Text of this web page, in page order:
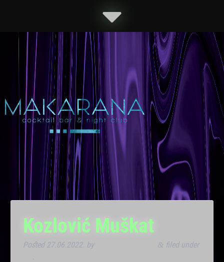
Kozlović Muškat
Posted 27.06.2022. by & filed under
.